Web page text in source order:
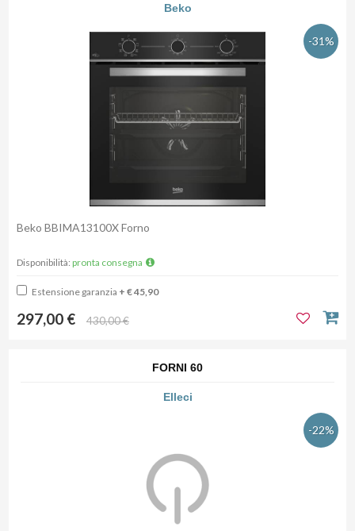
Beko
-31%
Beko BBIMA13100X Forno
Disponibilità: pronta consegna
Estensione garanzia + € 45,90
297,00 € 430,00 €
FORNI 60
Elleci
-22%